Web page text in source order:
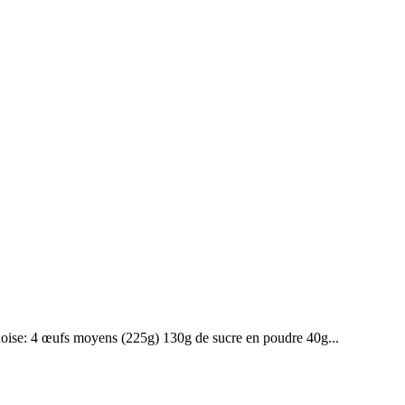
4 œufs moyens (225g) 130g de sucre en poudre 40g...